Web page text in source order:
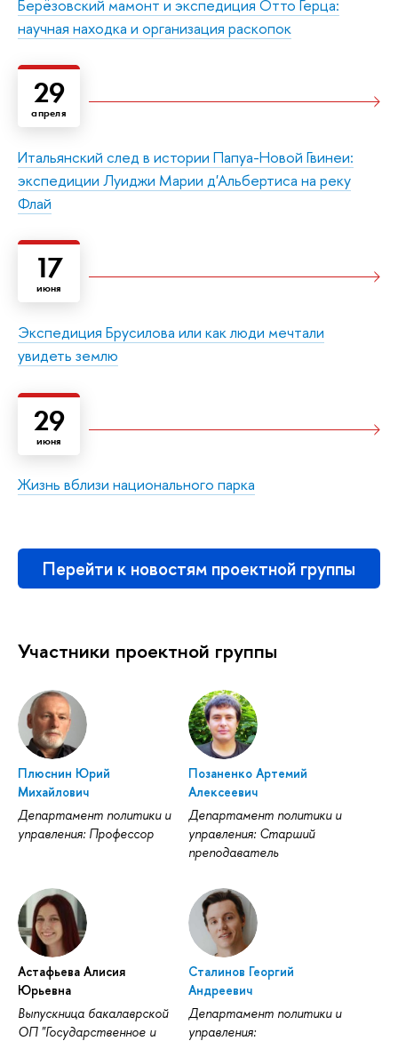
Берёзовский мамонт и экспедиция Отто Герца:
научная находка и организация раскопок
29
апреля
Итальянский след в истории Папуа-Новой Гвинеи:
экспедиции Луиджи Марии д'Альбертиса на реку
Флай
17
июня
Экспедиция Брусилова или как люди мечтали
увидеть землю
29
июня
Жизнь вблизи национального парка
Перейти к новостям проектной группы
Участники проектной группы
Плюснин Юрий
Михайлович
Департамент политики и
управления: Профессор
Позаненко Артемий
Алексеевич
Департамент политики и
управления: Старший
преподаватель
Астафьева Алисия
Юрьевна
Выпускница бакалаврской
ОП "Государственное и
Сталинов Георгий
Андреевич
Департамент политики и
управления: